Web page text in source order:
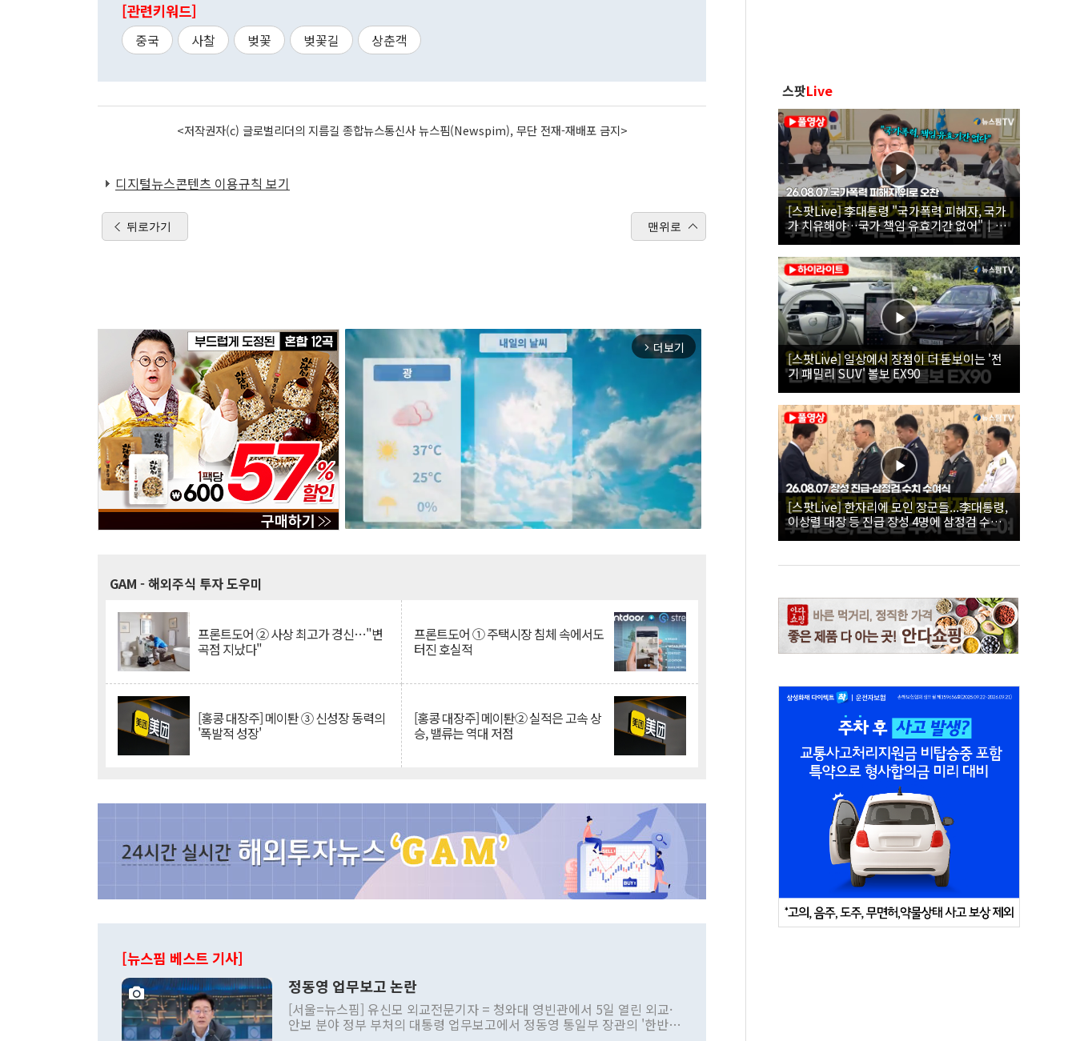
[관련키워드]
중국 사찰 벚꽃 벚꽃길 상춘객
<저작권자(c) 글로벌리더의 지름길 종합뉴스통신사 뉴스핌(Newspim), 무단 전재-재배포 금지>
디지털뉴스콘텐츠 이용규칙 보기
뒤로가기 맨위로
arrow_forward_ios 더보기
GAM - 해외주식 투자 도우미
프론트도어 ② 사상 최고가 경신…"변
곡점 지났다"
프론트도어 ① 주택시장 침체 속에서도
터진 호실적
[홍콩 대장주] 메이퇀 ③ 신성장 동력의
'폭발적 성장'
[홍콩 대장주] 메이퇀② 실적은 고속 상
승, 밸류는 역대 저점
[뉴스핌 베스트 기사]
정동영 업무보고 논란
[서울=뉴스핌] 유신모 외교전문기자 = 청와대 영빈관에서 5일 열린 외교·
안보 분야 정부 부처의 대통령 업무보고에서 정동영 통일부 장관의 '한반도
스팟Live
[스팟Live] 李대통령 "국가폭력 피해자, 국가
가 치유해야…국가 책임 유효기간 없어"｜
26.08.07 국가폭력 피해자 위로 오찬
[스팟Live] 일상에서 장점이 더 돋보이는 '전
기 패밀리 SUV' 볼보 EX90
[스팟Live] 한자리에 모인 장군들...李대통령,
이상렬 대장 등 진급 장성 4명에 삼정검 수치
직접 수여｜26.08.07 장성 진급·삼정검 수치